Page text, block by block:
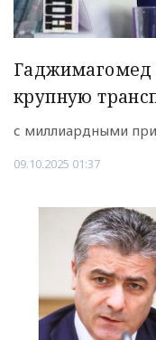
Гаджимагомед
крупную
с миллиардными
09.10.2025 01:37